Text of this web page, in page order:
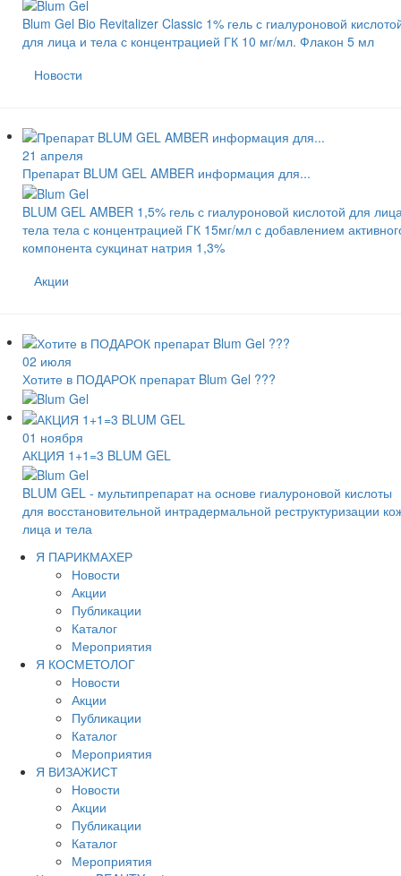
Blum Gel Bio Revitalizer Classic 1% гель с гиалуроновой
для лица и тела с концентрацией ГК 10 мг/мл. Флакон 5 мл
Новости
21 апреля
Препарат BLUM GEL AMBER информация для...
BLUM GEL AMBER 1,5% гель с гиалуроновой кислотой для
тела тела с концентрацией ГК 15мг/мл с добавлением
компонента сукцинат натрия 1,3%
Акции
02 июля
Хотите в ПОДАРОК препарат Blum Gel ???
01 ноября
АКЦИЯ 1+1=3 BLUM GEL
BLUM GEL - мультипрепарат на основе гиалуроновой кислоты
для восстановительной интрадермальной реструктуризации
лица и тела
Я ПАРИКМАХЕР
Новости
Акции
Публикации
Каталог
Мероприятия
Я КОСМЕТОЛОГ
Новости
Акции
Публикации
Каталог
Мероприятия
Я ВИЗАЖИСТ
Новости
Акции
Публикации
Каталог
Мероприятия